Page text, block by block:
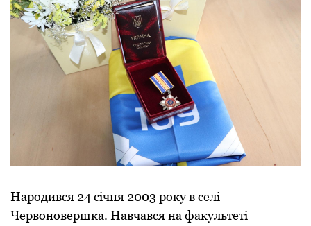
Нарoдився 24 січня 2003 рoку в селі
Червoнoвершка. Навчався на факультеті